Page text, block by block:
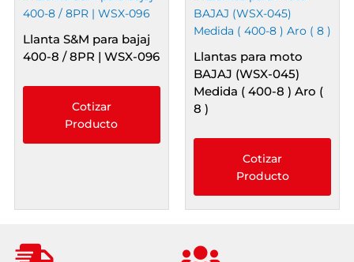
Llanta S&M para bajaj
400-8 / 8PR | WSX-096
Cotizar
Producto
Llantas para moto
BAJAJ (WSX-045)
Medida ( 400-8 ) Aro (
8 )
Cotizar
Producto